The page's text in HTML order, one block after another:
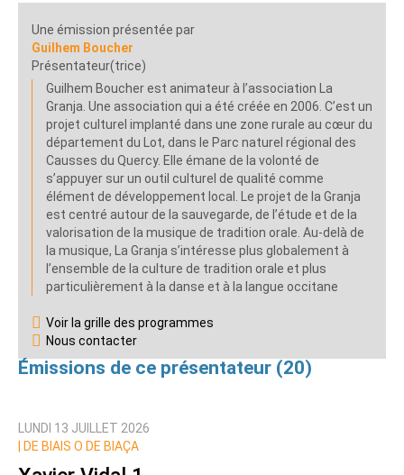
Une émission présentée par
Guilhem Boucher
Présentateur(trice)
Guilhem Boucher est animateur à l’association La
Granja. Une association qui a été créée en 2006. C’est un
projet culturel implanté dans une zone rurale au cœur du
département du Lot, dans le Parc naturel régional des
Causses du Quercy. Elle émane de la volonté de
s’appuyer sur un outil culturel de qualité comme
élément de développement local. Le projet de la Granja
est centré autour de la sauvegarde, de l’étude et de la
valorisation de la musique de tradition orale. Au-delà de
la musique, La Granja s’intéresse plus globalement à
l’ensemble de la culture de tradition orale et plus
particulièrement à la danse et à la langue occitane
Voir la grille des programmes
Nous contacter
Émissions de ce présentateur (20)
LUNDI 13 JUILLET 2026
DE BIAIS O DE BIAÇA